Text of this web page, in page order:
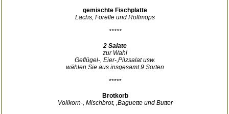
gemischte Fischplatte
Lachs, Forelle und Rollmops
*****
2 Salate
zur Wahl
Geflügel-, Eier-,Pilzsalat usw.
wählen Sie aus insgesamt 9 Sorten
*****
Brotkorb
Vollkorn-, Mischbrot, ,Baguette und Butter